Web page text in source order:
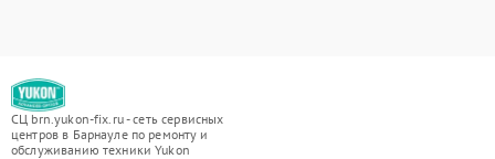
СЦ brn.yukon-fix.ru - сеть сервисных
центров в Барнауле по ремонту и
обслуживанию техники Yukon